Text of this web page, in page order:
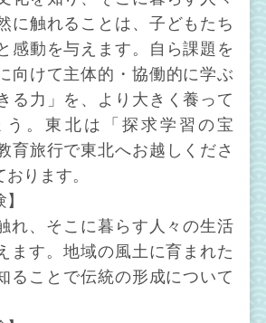
に触れることは、子どもたち
感動を与えます。自ら課題を
向けて主体的・協働的に学ぶ
る力」を、より大きく養って
う。東北は「探求学習の宝
育旅行で東北へお越しくださ
ります。
れ、そこに暮らす人々の生活
ます。地域の風土に育まれた
ることで伝統の形成について